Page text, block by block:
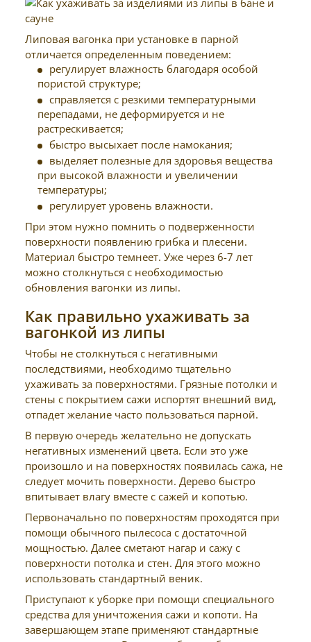
Липовая вагонка при установке в парной
отличается определенным поведением:
регулирует влажность благодаря особой
пористой структуре;
справляется с резкими температурными
перепадами, не деформируется и не
растрескивается;
быстро высыхает после намокания;
выделяет полезные для здоровья вещества
при высокой влажности и увеличении
температуры;
регулирует уровень влажности.
При этом нужно помнить о подверженности
поверхности появлению грибка и плесени.
Материал быстро темнеет. Уже через 6-7 лет
можно столкнуться с необходимостью
обновления вагонки из липы.
Как правильно ухаживать за
вагонкой из липы
Чтобы не столкнуться с негативными
последствиями, необходимо тщательно
ухаживать за поверхностями. Грязные потолки и
стены с покрытием сажи испортят внешний вид,
отпадет желание часто пользоваться парной.
В первую очередь желательно не допускать
негативных изменений цвета. Если это уже
произошло и на поверхностях появилась сажа, не
следует мочить поверхности. Дерево быстро
впитывает влагу вместе с сажей и копотью.
Первоначально по поверхностям проходятся при
помощи обычного пылесоса с достаточной
мощностью. Далее сметают нагар и сажу с
поверхности потолка и стен. Для этого можно
использовать стандартный веник.
Приступают к уборке при помощи специального
средства для уничтожения сажи и копоти. На
завершающем этапе применяют стандартные